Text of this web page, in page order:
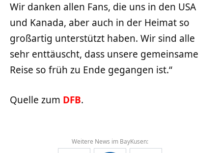
Wir danken allen Fans, die uns in den USA
und Kanada, aber auch in der Heimat so
großartig unterstützt haben. Wir sind alle
sehr enttäuscht, dass unsere gemeinsame
Reise so früh zu Ende gegangen ist.“
Quelle zum DFB.
Weitere News im BayKusen: